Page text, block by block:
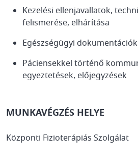
Kezelési ellenjavallatok,
felismerése, elhárítása
Egészségügyi
Páciensekkel történő
egyeztetések, előjegyzések
MUNKAVÉGZÉS HELYE
Központi Fizioterápiás Szolgálat